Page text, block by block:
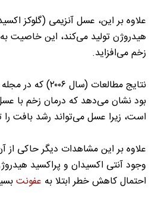
علاوه بر این، عسل آنزیمی (گلوکز
هیدروژن تولید می‌کند، این خاصیت
زخم می‌افزاید.
نتایج مطالعات (سال
بود نشان می‌دهد که درمان زخم با
است، زیرا عسل می‌تواند رشد بافت
علاوه بر این مشاهدات دیگر حاکی از
وجود آنتی اکسیدان و پراکسید
احتمال کاهش خطر ابتلا به عفونت